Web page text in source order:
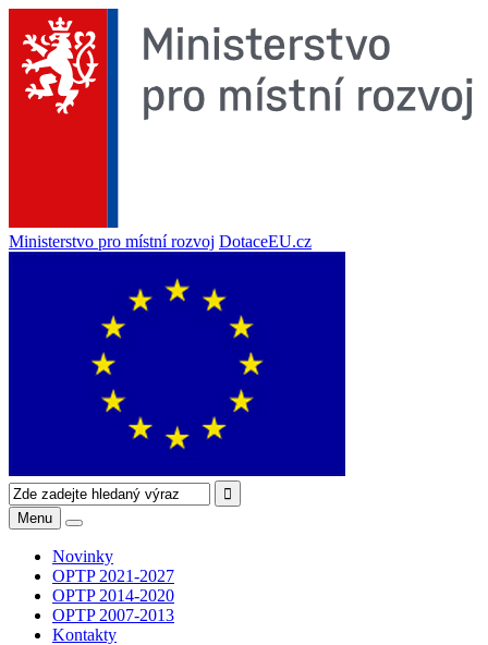
Ministerstvo pro místní rozvoj DotaceEU.cz
Menu
Novinky
OPTP 2021-2027
OPTP 2014-2020
OPTP 2007-2013
Kontakty